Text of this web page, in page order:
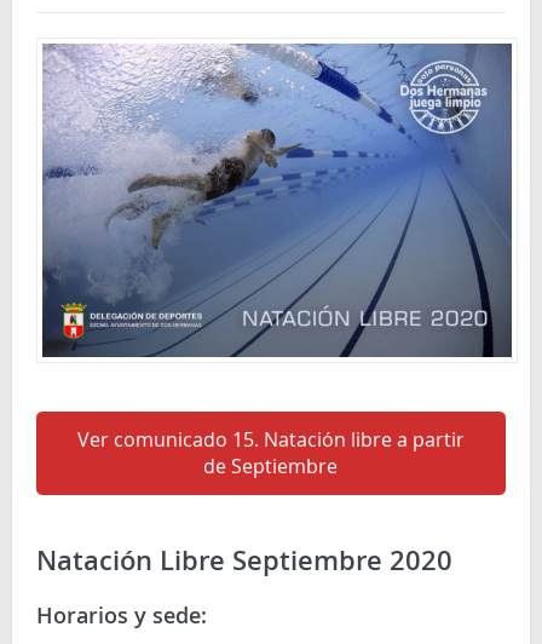
Ver comunicado 15. Natación libre a partir
de Septiembre
Natación Libre Septiembre 2020
Horarios y sede: